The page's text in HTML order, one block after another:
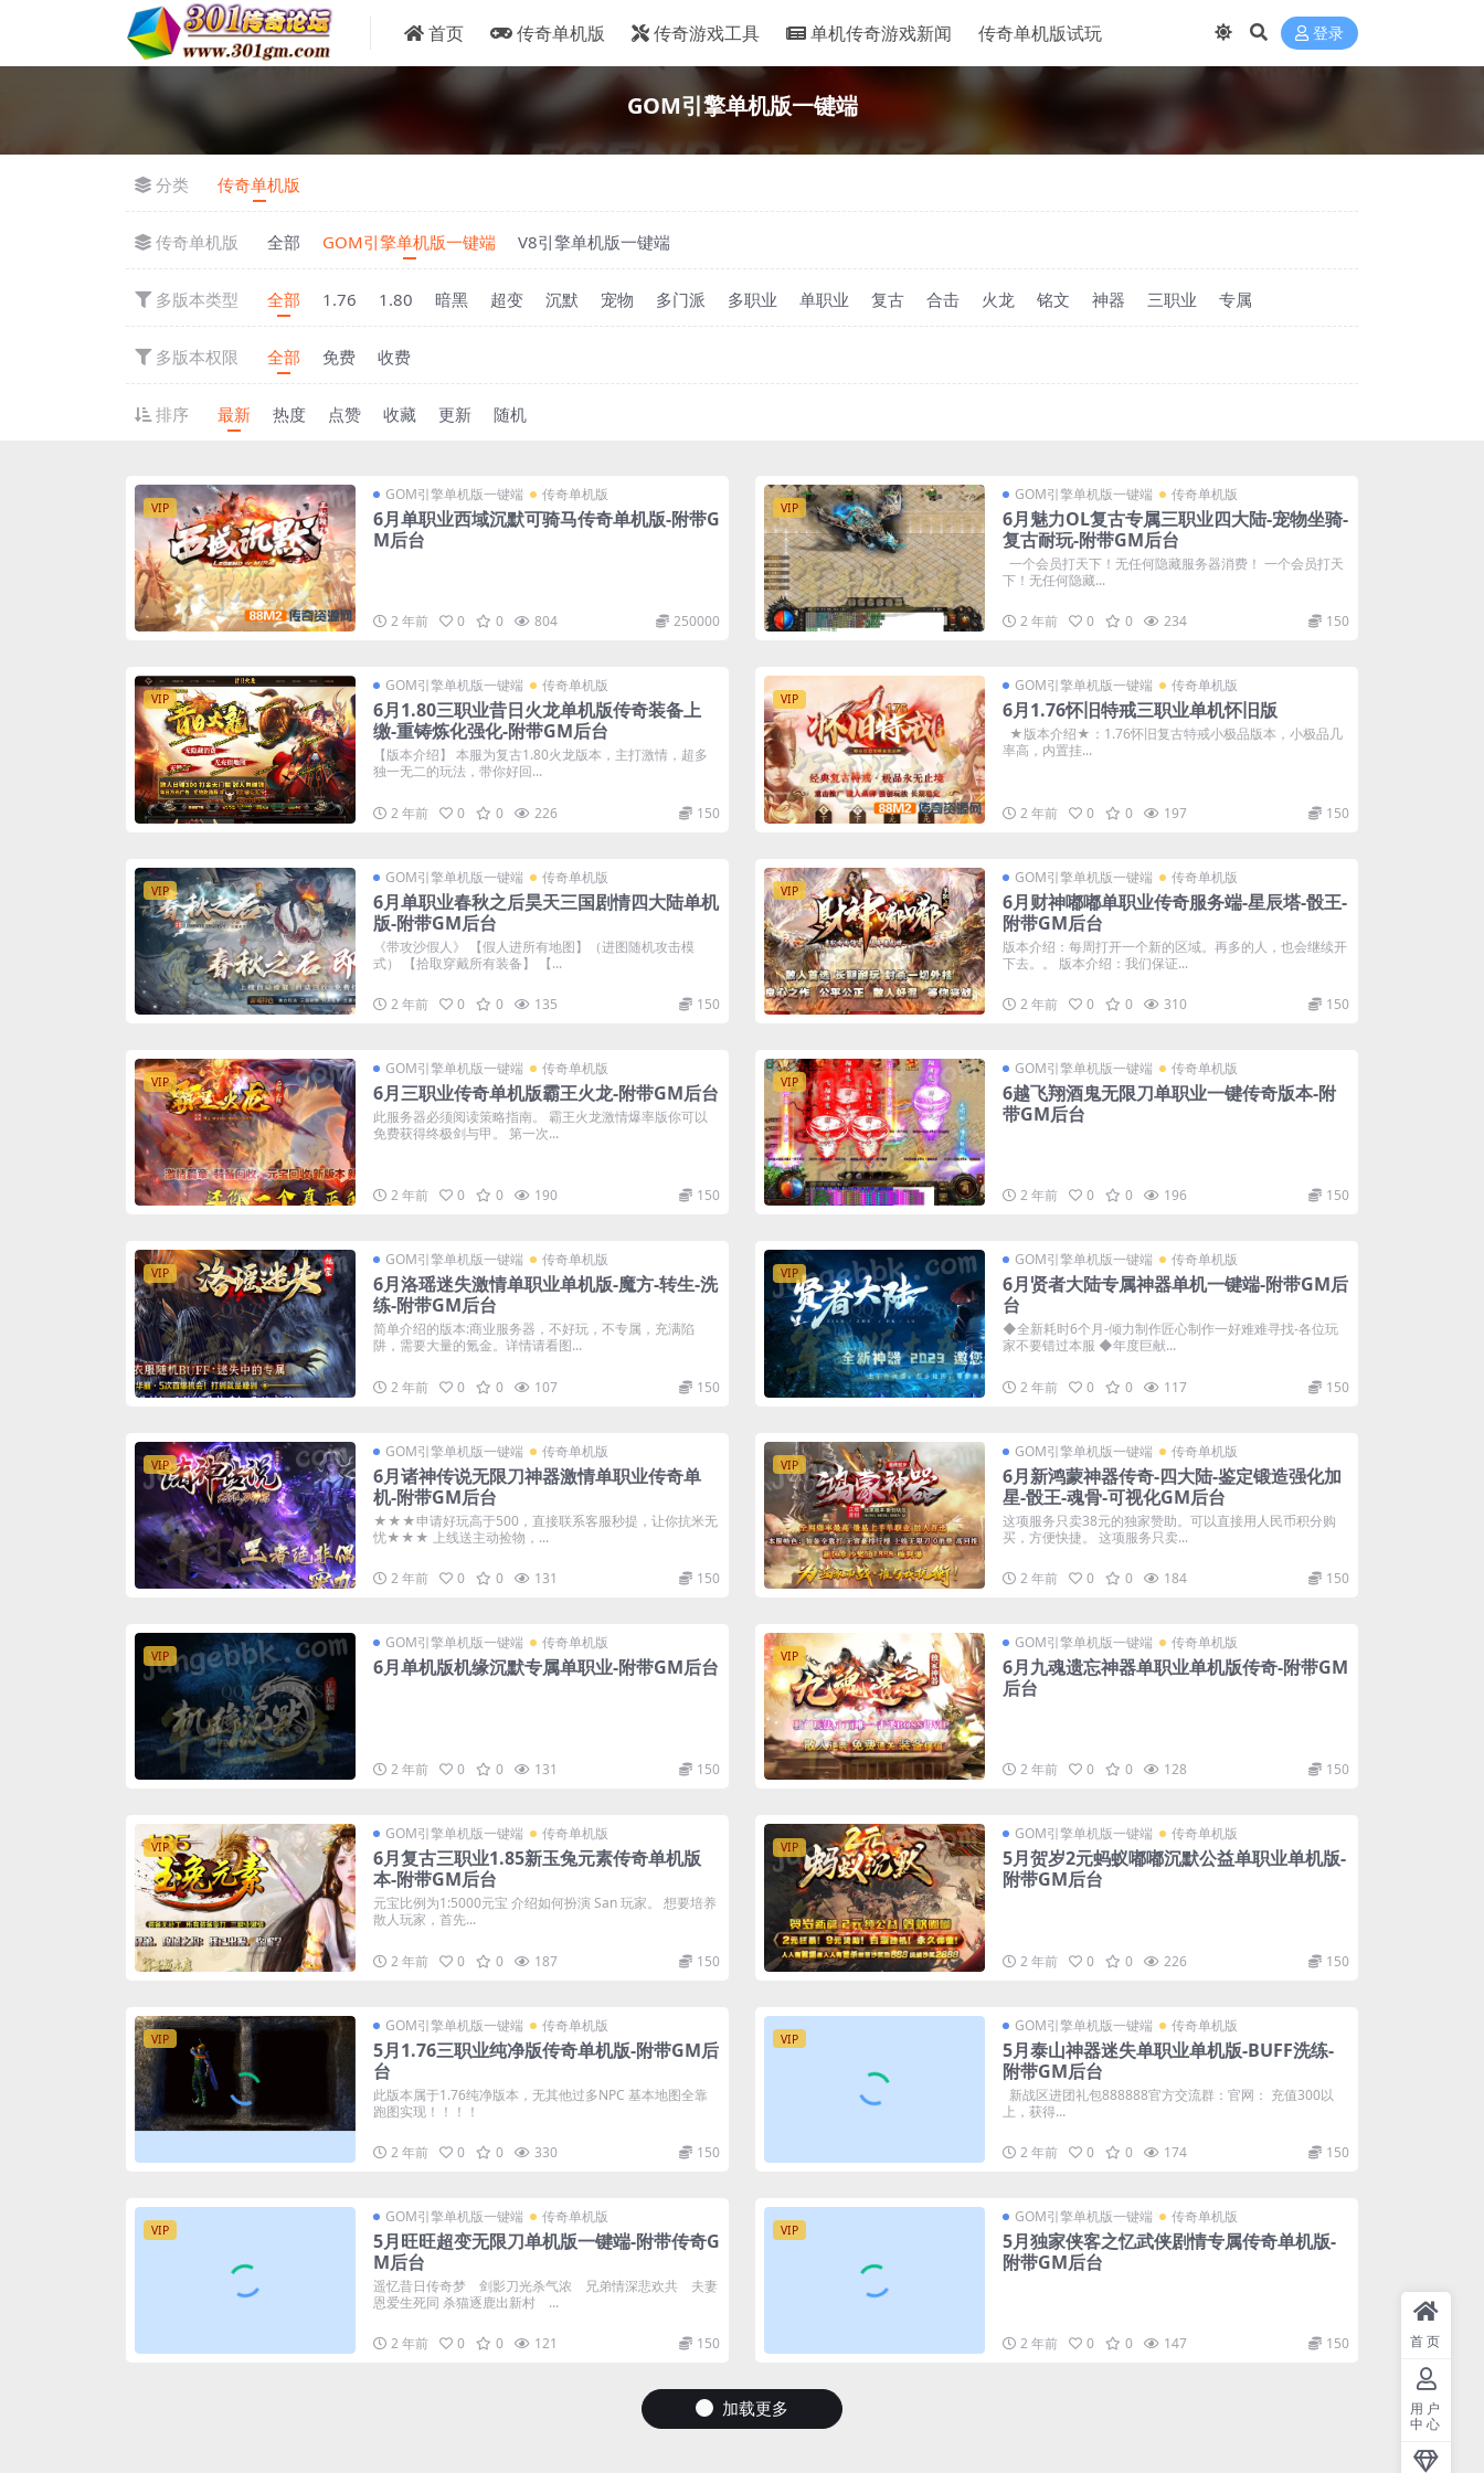
首页 传奇单机版 传奇游戏工具 单机传奇游戏新闻 传奇单机版试玩 登录
GOM引擎单机版一键端
分类 传奇单机版
传奇单机版 全部 GOM引擎单机版一键端 V8引擎单机版一键端
多版本类型 全部 1.76 1.80 暗黑 超变 沉默 宠物 多门派 多职业 单职业 复古 合击 火龙 铭文 神器 三职业 专属
多版本权限 全部 免费 收费
排序 最新 热度 点赞 收藏 更新 随机
VIP
GOM引擎单机版一键端 传奇单机版
6月单职业西域沉默可骑马传奇单机版-附带G
M后台
2 年前 0 0 804 250000
VIP
GOM引擎单机版一键端 传奇单机版
6月魅力OL复古专属三职业四大陆-宠物坐骑-
复古耐玩-附带GM后台
一个会员打天下！无任何隐藏服务器消费！ 一个会员打天
下！无任何隐藏...
2 年前 0 0 234 150
VIP
GOM引擎单机版一键端 传奇单机版
6月1.80三职业昔日火龙单机版传奇装备上
缴-重铸炼化强化-附带GM后台
【版本介绍】 本服为复古1.80火龙版本，主打激情，超多
独一无二的玩法，带你好回...
2 年前 0 0 226 150
VIP
GOM引擎单机版一键端 传奇单机版
6月1.76怀旧特戒三职业单机怀旧版
★版本介绍★：1.76怀旧复古特戒小极品版本，小极品几
率高，内置挂...
2 年前 0 0 197 150
VIP
GOM引擎单机版一键端 传奇单机版
6月单职业春秋之后昊天三国剧情四大陆单机
版-附带GM后台
《带攻沙假人》 【假人进所有地图】（进图随机攻击模
式） 【拾取穿戴所有装备】 【...
2 年前 0 0 135 150
VIP
GOM引擎单机版一键端 传奇单机版
6月财神嘟嘟单职业传奇服务端-星辰塔-骰王-
附带GM后台
版本介绍：每周打开一个新的区域。再多的人，也会继续开
下去。。 版本介绍：我们保证...
2 年前 0 0 310 150
VIP
GOM引擎单机版一键端 传奇单机版
6月三职业传奇单机版霸王火龙-附带GM后台
此服务器必须阅读策略指南。 霸王火龙激情爆率版你可以
免费获得终极剑与甲。 第一次...
2 年前 0 0 190 150
VIP
GOM引擎单机版一键端 传奇单机版
6越飞翔酒鬼无限刀单职业一键传奇版本-附
带GM后台
2 年前 0 0 196 150
VIP
GOM引擎单机版一键端 传奇单机版
6月洛瑶迷失激情单职业单机版-魔方-转生-洗
练-附带GM后台
简单介绍的版本:商业服务器，不好玩，不专属，充满陷
阱，需要大量的氪金。详情请看图...
2 年前 0 0 107 150
VIP
GOM引擎单机版一键端 传奇单机版
6月贤者大陆专属神器单机一键端-附带GM后
台
◆全新耗时6个月-倾力制作匠心制作一好难难寻找-各位玩
家不要错过本服 ◆年度巨献...
2 年前 0 0 117 150
VIP
GOM引擎单机版一键端 传奇单机版
6月诸神传说无限刀神器激情单职业传奇单
机-附带GM后台
★★★申请好玩高于500，直接联系客服秒提，让你抗米无
忧★★★ 上线送主动捡物，...
2 年前 0 0 131 150
VIP
GOM引擎单机版一键端 传奇单机版
6月新鸿蒙神器传奇-四大陆-鉴定锻造强化加
星-骰王-魂骨-可视化GM后台
这项服务只卖38元的独家赞助。可以直接用人民币积分购
买，方便快捷。 这项服务只卖...
2 年前 0 0 184 150
VIP
GOM引擎单机版一键端 传奇单机版
6月单机版机缘沉默专属单职业-附带GM后台
2 年前 0 0 131 150
VIP
GOM引擎单机版一键端 传奇单机版
6月九魂遗忘神器单职业单机版传奇-附带GM
后台
2 年前 0 0 128 150
VIP
GOM引擎单机版一键端 传奇单机版
6月复古三职业1.85新玉兔元素传奇单机版
本-附带GM后台
元宝比例为1:5000元宝 介绍如何扮演 San 玩家。 想要培养
散人玩家，首先...
2 年前 0 0 187 150
VIP
GOM引擎单机版一键端 传奇单机版
5月贺岁2元蚂蚁嘟嘟沉默公益单职业单机版-
附带GM后台
2 年前 0 0 226 150
VIP
GOM引擎单机版一键端 传奇单机版
5月1.76三职业纯净版传奇单机版-附带GM后
台
此版本属于1.76纯净版本，无其他过多NPC 基本地图全靠
跑图实现！！！！
2 年前 0 0 330 150
VIP
GOM引擎单机版一键端 传奇单机版
5月泰山神器迷失单职业单机版-BUFF洗练-
附带GM后台
新战区进团礼包888888官方交流群：官网： 充值300以
上，获得...
2 年前 0 0 174 150
VIP
GOM引擎单机版一键端 传奇单机版
5月旺旺超变无限刀单机版一键端-附带传奇G
M后台
遥忆昔日传奇梦 剑影刀光杀气浓 兄弟情深悲欢共 夫妻
恩爱生死同 杀猫逐鹿出新村 ...
2 年前 0 0 121 150
VIP
GOM引擎单机版一键端 传奇单机版
5月独家侠客之忆武侠剧情专属传奇单机版-
附带GM后台
2 年前 0 0 147 150
加载更多
首页
用户
中心